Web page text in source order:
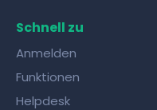
Schnell zu
Anmelden
Funktionen
Helpdesk